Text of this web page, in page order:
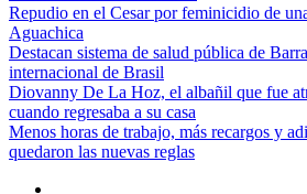
Repudio en el Cesar por feminicidio de
Aguachica
Destacan sistema de salud pública de
internacional de Brasil
Diovanny De La Hoz, el albañil que fue
cuando regresaba a su casa
Menos horas de trabajo, más recargos y
quedaron las nuevas reglas